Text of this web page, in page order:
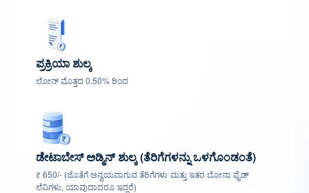
ಪ್ರಕ್ರಿಯಾ ಶುಲ್ಕ
ಲೋನ್ ಮೊತ್ತದ 0.50% ರಿಂದ
ಡೇಟಾಬೇಸ್ ಅಡ್ಮಿನ್ ಶುಲ್ಕ (ತೆರಿಗೆಗಳನ್ನು ಒಳಗೊಂಡಂತೆ)
₹ 650/- (ಜೊತೆಗೆ ಅನ್ವಯವಾಗುವ ತೆರಿಗೆಗಳು ಮತ್ತು ಇತರ ಬೋನಾ ಫೈಡ್
ಲೆವಿಗಳು, ಯಾವುದಾದರೂ ಇದ್ದರೆ)